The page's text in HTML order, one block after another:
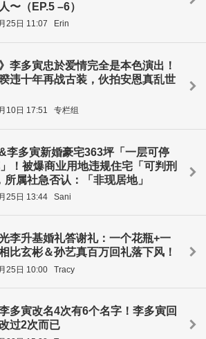
〜（EP.5 –6）
25日 11:07 Erin
》李多寅忠於爱情完全是本色演出！
违十年再战古装，伙拍安恩真乱世
10日 17:51 专栏组
李多寅新婚豪宅363坪「一层可停
！被爆商业用地违规住宅「可判刑
所属社急否认：「非现居地」
25日 13:44 Sani
李升基婚礼答谢礼：一个花瓶+一
比玄彬＆孙艺真百万回礼落下风！
25日 10:00 Tracy
多寅改名4次有6个名字！李多寅回
过2次而已